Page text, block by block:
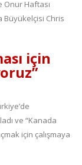
Onur Haftası
Büyükelçisi Chris
için
ve “Kanada
için çalışmaya